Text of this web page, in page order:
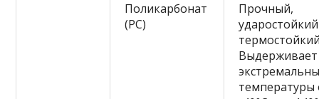
Поликарбонат
(PC)
Прочный,
Выдерживает
температуры